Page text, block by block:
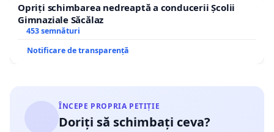
Opriți schimbarea nedreaptă a conducerii Școlii
Gimnaziale Săcălaz
453 semnături
Notificare de transparență
ÎNCEPE PROPRIA PETIȚIE
Doriți să schimbați ceva?